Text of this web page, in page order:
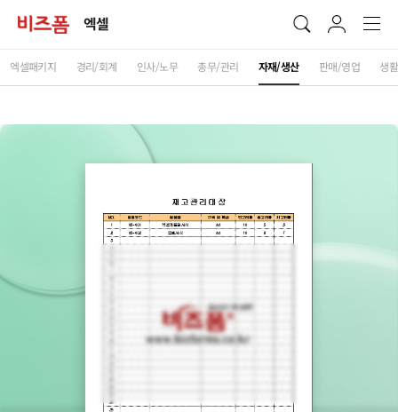
엑셀
엑셀패키지 경리/회계 인사/노무 총무/관리 자재/생산 판매/영업 생